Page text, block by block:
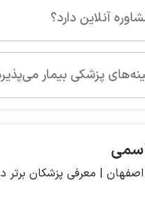
| معرفی پزشکان